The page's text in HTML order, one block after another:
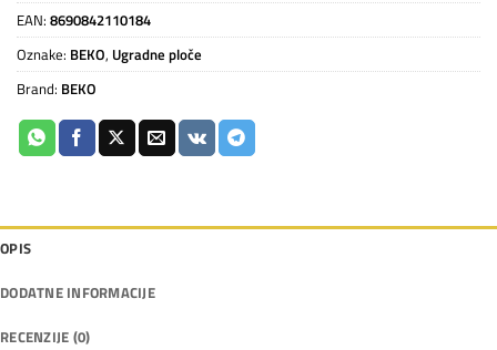
EAN: 8690842110184
Oznake: BEKO, Ugradne ploče
Brand: BEKO
OPIS
DODATNE INFORMACIJE
RECENZIJE (0)